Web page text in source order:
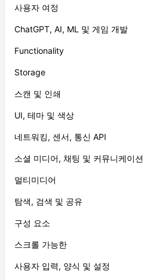
사용자 여정
ChatGPT, AI, ML 및 게임 개발
Functionality
Storage
스캔 및 인쇄
UI, 테마 및 색상
네트워킹, 센서, 통신 API
소셜 미디어, 채팅 및 커뮤니케이션
멀티미디어
탐색, 검색 및 공유
구성 요소
스크롤 가능한
사용자 입력, 양식 및 설정